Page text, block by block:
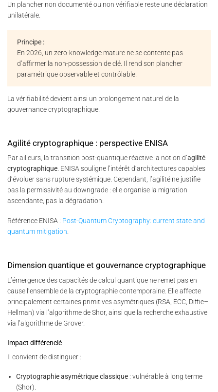
Un plancher non documenté ou non vérifiable reste une déclaration
unilatérale.
Principe :
En 2026, un zero-knowledge mature ne se contente pas
d’affirmer la non-possession de clé. Il rend son plancher
paramétrique observable et contrôlable.
La vérifiabilité devient ainsi un prolongement naturel de la
gouvernance cryptographique.
Agilité cryptographique : perspective ENISA
Par ailleurs, la transition post-quantique réactive la notion d’agilité
cryptographique. ENISA souligne l’intérêt d’architectures capables
d’évoluer sans rupture systémique. Cependant, l’agilité ne justifie
pas la permissivité au downgrade : elle organise la migration
ascendante, pas la dégradation.
Référence ENISA : Post-Quantum Cryptography: current state and
quantum mitigation
Dimension quantique et gouvernance cryptographique
L’émergence des capacités de calcul quantique ne remet pas en
cause l’ensemble de la cryptographie contemporaine. Elle affecte
principalement certaines primitives asymétriques (RSA, ECC, Diffie–
Hellman) via l’algorithme de Shor, ainsi que la recherche exhaustive
via l’algorithme de Grover.
Impact différencié
Il convient de distinguer :
Cryptographie asymétrique classique : vulnérable à long terme
(Shor).